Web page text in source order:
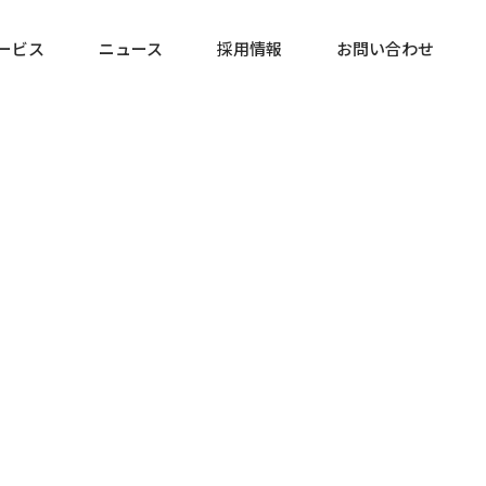
ビス ニュース 採用情報 お問い合わせ